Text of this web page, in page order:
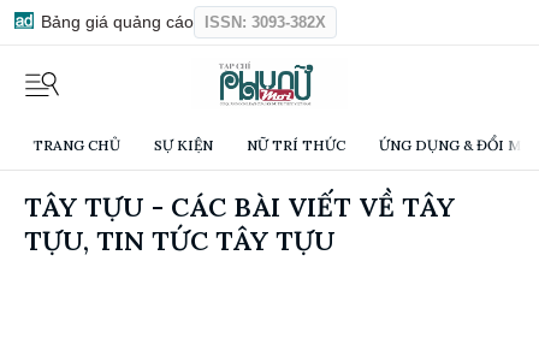
Bảng giá quảng cáo ISSN: 3093-382X
TRANG CHỦ SỰ KIỆN NỮ TRÍ THỨC ỨNG DỤNG & ĐỔI
TÂY TỰU - CÁC BÀI VIẾT VỀ TÂY
TỰU, TIN TỨC TÂY TỰU